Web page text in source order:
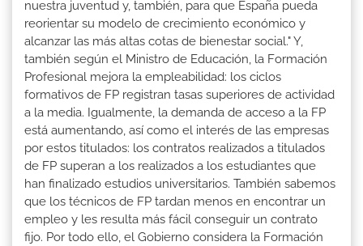
nuestra juventud y, también, para que España pueda
reorientar su modelo de crecimiento económico y
alcanzar las más altas cotas de bienestar social." Y,
también según el Ministro de Educación, la Formación
Profesional mejora la empleabilidad: los ciclos
formativos de FP registran tasas superiores de actividad
a la media. Igualmente, la demanda de acceso a la FP
está aumentando, así como el interés de las empresas
por estos titulados: los contratos realizados a titulados
de FP superan a los realizados a los estudiantes que
han finalizado estudios universitarios. También sabemos
que los técnicos de FP tardan menos en encontrar un
empleo y les resulta más fácil conseguir un contrato
fijo. Por todo ello, el Gobierno considera la Formación